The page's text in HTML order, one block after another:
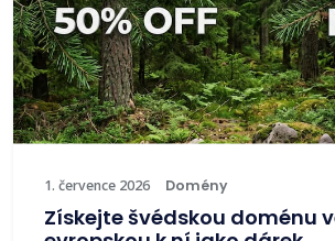
1. července 2026 Domény
Získejte švédskou doménu